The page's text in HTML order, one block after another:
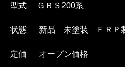
型式 ＧＲＳ200系
状態 新品 未塗装 ＦＲＰ
定価 オープン価格